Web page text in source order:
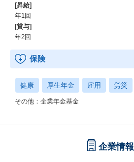
[昇給]
年1回
[賞与]
年2回
保険
健康 厚生年金 雇用 労災
その他：企業年金基金
企業情報